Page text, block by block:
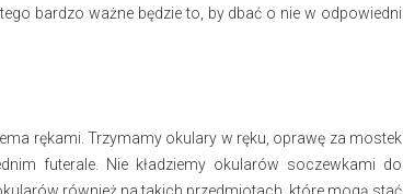
bardzo ważne będzie to, by dbać o nie w odpowiedni
rękami. Trzymamy okulary w ręku, oprawę za mostek
futerale. Nie kładziemy okularów soczewkami do